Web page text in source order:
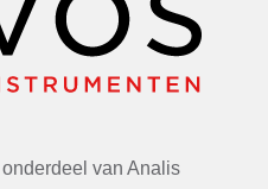
van Analis